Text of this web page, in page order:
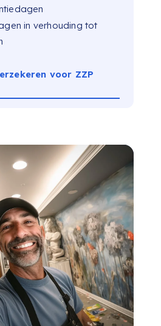
in verhouding tot
voor ZZP